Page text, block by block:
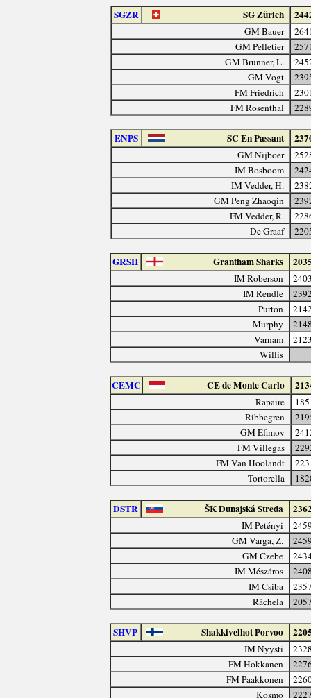
SGZR SG Zürich
GM Bauer
GM Pelletier
GM Brunner, L.
GM Vogt
FM Friedrich
FM Rosenthal
ENPS SC En Passant
GM Nijboer
IM Bosboom
IM Vedder, H.
GM Peng Zhaoqin
FM Vedder, R.
De Graaf
GRSH Grantham Sharks
IM Roberson
IM Rendle
Purton
Murphy
Varnam
Willis
CEMC CE de Monte Carlo
Rapaire
Ribbegren
GM Efimov
FM Villegas
FM Van Hoolandt
Tortorella
DSTR ŠK Dunajská Streda
IM Petényi
GM Varga, Z.
GM Czebe
IM Mészáros
IM Csiba
Ráchela
SHVP Shakkivelhot Porvoo
IM Nyysti
FM Hokkanen
FM Paakkonen
Kosmo